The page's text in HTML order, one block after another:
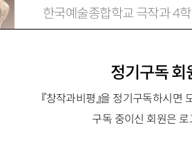
정기구독 회
『창작과비평』을 정기구독하시
구독 중이신 회원은
한국예술종합학교 극작과 4